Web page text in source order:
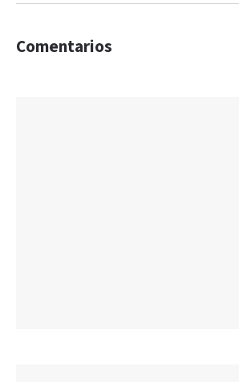
Comentarios